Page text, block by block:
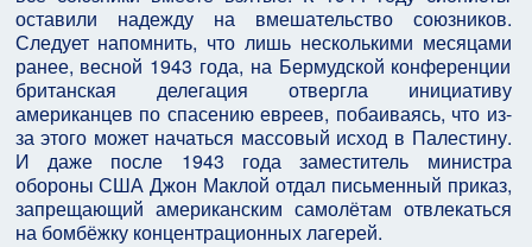
оставили надежду на вмешательство союзников.
Следует напомнить, что лишь несколькими месяцами
ранее, весной 1943 года, на Бермудской конференции
британская делегация отвергла инициативу
американцев по спасению евреев, побаиваясь, что из-
за этого может начаться массовый исход в Палестину.
И даже после 1943 года заместитель министра
обороны США Джон Маклой отдал письменный приказ,
запрещающий американским самолётам отвлекаться
на бомбёжку концентрационных лагерей.